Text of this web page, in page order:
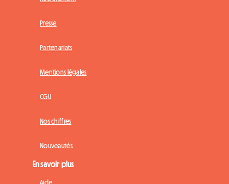
Presse
Partenariats
Mentions légales
CGU
Nos chiffres
Nouveautés
En savoir plus
Aide